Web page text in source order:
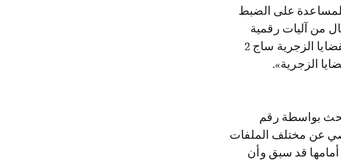
على الضبط
من آليات رقمية
ناجعة، قامت الوزارة بتطوير وظيفة جديدة بنظام تدبير القضايا الزجرية ساج 2
الزجرية».
بواسطة رقم
عن مختلف الملفات
قد سبق وأن